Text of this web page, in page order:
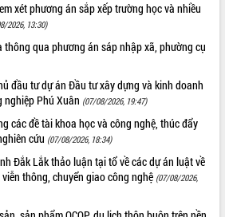
Việt
dân
với
chế
xét phương án sắp xếp trường học và nhiều
2026, 13:30)
thông qua phương án sáp nhập xã, phường cụ
đầu tư dự án Đầu tư xây dựng và kinh doanh
nghiệp Phú Xuân (07/08/2026, 19:47)
các đề tài khoa học và công nghệ, thúc đẩy
cứu (07/08/2026, 18:34)
Đắk Lắk thảo luận tại tổ về các dự án luật về
thông, chuyển giao công nghệ (07/08/2026,